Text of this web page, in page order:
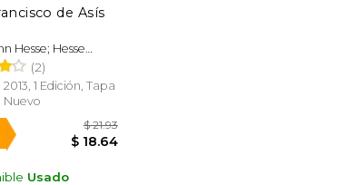
de Asís
Hesse; Hesse
(2)
2013, 1 Edición, Tapa
Nuevo
Usado